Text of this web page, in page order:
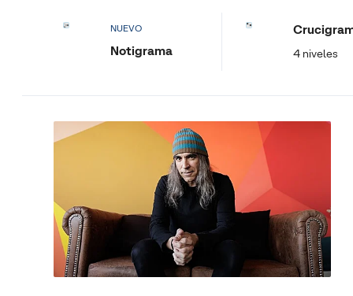
NUEVO
Notigrama 4 niveles